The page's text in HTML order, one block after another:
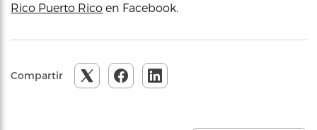
Rico Puerto Rico en Facebook.
Compartir